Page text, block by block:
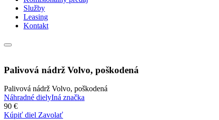
Služby
Leasing
Kontakt
Palivová nádrž Volvo, poškodená
Palivová nádrž Volvo, poškodená
Náhradné dielyIná značka
90 €
Kúpiť diel Zavolať